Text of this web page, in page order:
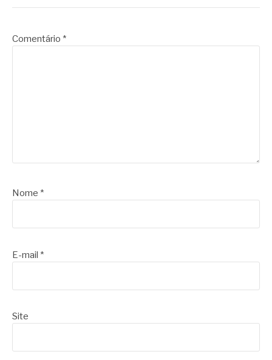
Comentário *
Nome *
E-mail *
Site